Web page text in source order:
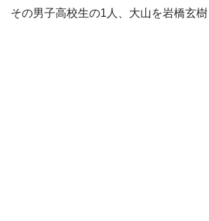
その男子高校生の1人、大山を岩橋玄樹